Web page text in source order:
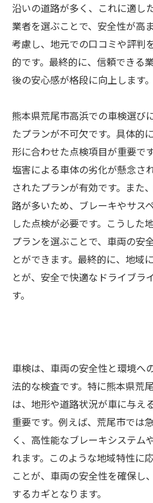
沿いの道路が多く、これに適し
業者を選ぶことで、安全性が高
考慮し、地元での口コミや評判
的です。最終的に、信頼できる
後の安心感が格段に向上します。
熊本県荒尾市高浜での車検選び
たプランが不可欠です。具体的
形に合わせた点検項目が重要で
塩害による車体の劣化が懸念さ
されたプランが有効です。また
路が多いため、ブレーキやサス
した点検が必要です。こうした
プランを選ぶことで、車両の安
とができます。最終的に、地域
とが、安全で快適なドライブラ
す。
車検は、車両の安全性と環境へ
法的な検査です。特に熊本県荒
は、地形や道路状況が車に与え
重要です。例えば、荒尾市では
く、高性能なブレーキシステム
れます。このような地域特性に
ことが、車両の安全性を確保し
するカギとなります。